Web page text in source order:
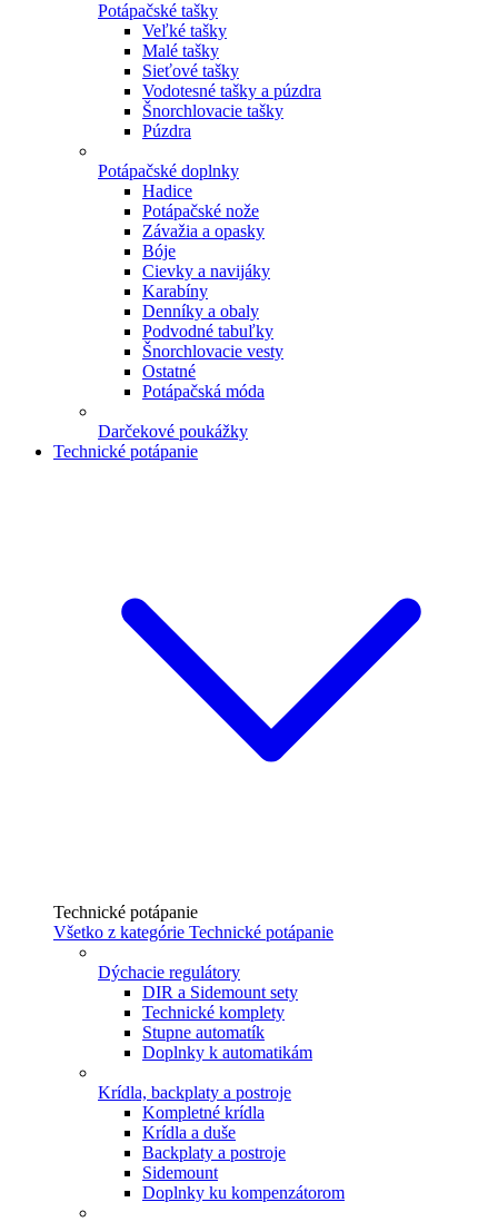
Potápačské tašky
Veľké tašky
Malé tašky
Sieťové tašky
Vodotesné tašky a púzdra
Šnorchlovacie tašky
Púzdra
Potápačské doplnky
Hadice
Potápačské nože
Závažia a opasky
Bóje
Cievky a navijáky
Karabíny
Denníky a obaly
Podvodné tabuľky
Šnorchlovacie vesty
Ostatné
Potápačská móda
Darčekové poukážky
Technické potápanie
Technické potápanie
Všetko z kategórie Technické potápanie
Dýchacie regulátory
DIR a Sidemount sety
Technické komplety
Stupne automatík
Doplnky k automatikám
Krídla, backplaty a postroje
Kompletné krídla
Krídla a duše
Backplaty a postroje
Sidemount
Doplnky ku kompenzátorom